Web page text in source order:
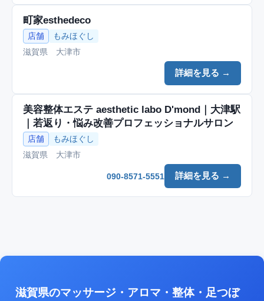
町家esthedeco
店舗
もみほぐし
滋賀県 大津市
詳細を見る →
美容整体エステ aesthetic labo D'mond｜大津駅
｜若返り・悩み改善プロフェッショナルサロン
店舗
もみほぐし
滋賀県 大津市
詳細を見る →
090-8571-5551
滋賀県のマッサージ・アロマ・整体・足つぼ